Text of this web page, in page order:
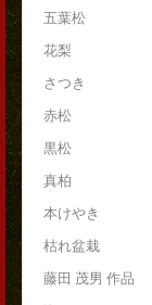
五葉松
花梨
さつき
赤松
黒松
真柏
本けやき
枯れ盆栽
藤田 茂男 作品